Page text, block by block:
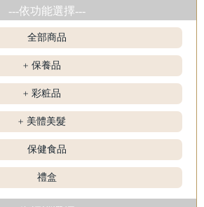
---依功能選擇---
全部商品
+ 保養品
+ 彩粧品
+ 美體美髮
保健食品
禮盒